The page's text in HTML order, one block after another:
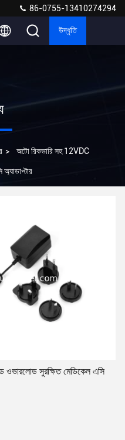
86-0755-13410274294
উদ্ধৃতি
> অটো রিকভারি সহ 12VDC
ওভারলোড সুরক্ষিত মেডিকেল এসি